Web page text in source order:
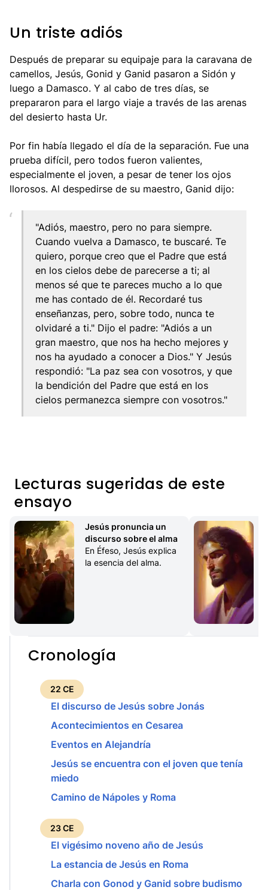
Un triste adiós
Después de preparar su equipaje para la caravana de
camellos, Jesús, Gonid y Ganid pasaron a Sidón y
luego a Damasco. Y al cabo de tres días, se
prepararon para el largo viaje a través de las arenas
del desierto hasta Ur.
Por fin había llegado el día de la separación. Fue una
prueba difícil, pero todos fueron valientes,
especialmente el joven, a pesar de tener los ojos
llorosos. Al despedirse de su maestro, Ganid dijo:
"Adiós, maestro, pero no para siempre.
Cuando vuelva a Damasco, te buscaré. Te
quiero, porque creo que el Padre que está
en los cielos debe de parecerse a ti; al
menos sé que te pareces mucho a lo que
me has contado de él. Recordaré tus
enseñanzas, pero, sobre todo, nunca te
olvidaré a ti." Dijo el padre: "Adiós a un
gran maestro, que nos ha hecho mejores y
nos ha ayudado a conocer a Dios." Y Jesús
respondió: "La paz sea con vosotros, y que
la bendición del Padre que está en los
cielos permanezca siempre con vosotros."
Lecturas sugeridas de este
ensayo
Jesús pronuncia un
discurso sobre el alma
En Éfeso, Jesús explica
la esencia del alma.
Cronología
22 CE
El discurso de Jesús sobre Jonás
Acontecimientos en Cesarea
Eventos en Alejandría
Jesús se encuentra con el joven que tenía
miedo
Camino de Nápoles y Roma
23 CE
El vigésimo noveno año de Jesús
La estancia de Jesús en Roma
Charla con Gonod y Ganid sobre budismo